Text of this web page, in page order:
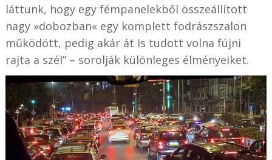
láttunk, hogy egy fémpanelekből összeállított
nagy »dobozban« egy komplett fodrászszalon
működött, pedig akár át is tudott volna fújni
rajta a szél” – sorolják különleges élményeiket.